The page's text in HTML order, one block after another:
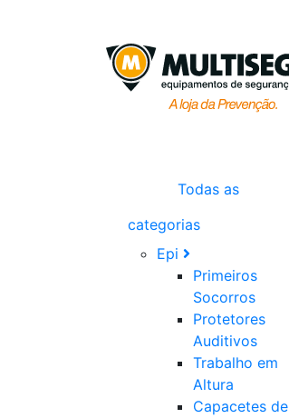
Todas as
categorias
Epi
Primeiros
Socorros
Protetores
Auditivos
Trabalho em
Altura
Capacetes de